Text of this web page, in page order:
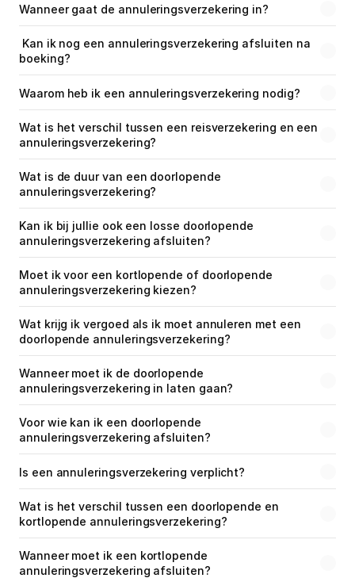
Wanneer gaat de annuleringsverzekering in?
boeking?
Waarom heb ik een annuleringsverzekering nodig?
Wat is het verschil tussen een reisverzekering en een
annuleringsverzekering?
Wat is de duur van een doorlopende
annuleringsverzekering?
Kan ik bij jullie ook een losse doorlopende
annuleringsverzekering afsluiten?
Moet ik voor een kortlopende of doorlopende
annuleringsverzekering kiezen?
Wat krijg ik vergoed als ik moet annuleren met een
doorlopende annuleringsverzekering?
Wanneer moet ik de doorlopende
annuleringsverzekering in laten gaan?
Voor wie kan ik een doorlopende
annuleringsverzekering afsluiten?
Is een annuleringsverzekering verplicht?
Wat is het verschil tussen een doorlopende en
kortlopende annuleringsverzekering?
Wanneer moet ik een kortlopende
annuleringsverzekering afsluiten?
Ongevallendekking
Veelgestelde vragen
Nieuws
Klantenservice
Nu open tot 17:30